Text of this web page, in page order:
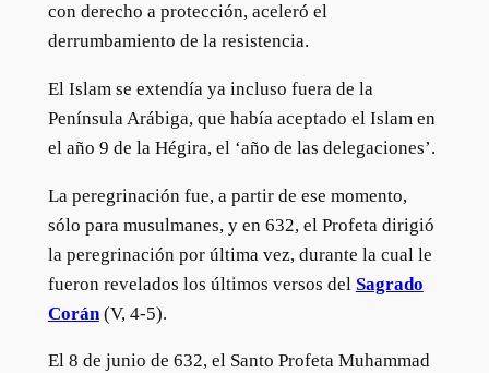
con derecho a protección, aceleró el
derrumbamiento de la resistencia.
El Islam se extendía ya incluso fuera de la
Península Arábiga, que había aceptado el Islam en
el año 9 de la Hégira, el ‘año de las delegaciones’.
La peregrinación fue, a partir de ese momento,
sólo para musulmanes, y en 632, el Profeta dirigió
la peregrinación por última vez, durante la cual le
fueron revelados los últimos versos del Sagrado
Corán(V, 4-5).
El 8 de junio de 632, el Santo Profeta Muhammad